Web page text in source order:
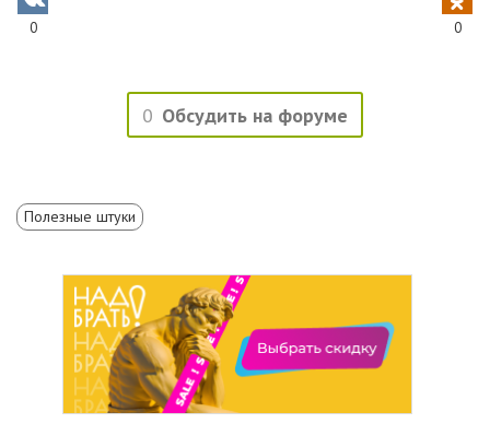
0 0
0 Обсудить на форуме
Полезные штуки